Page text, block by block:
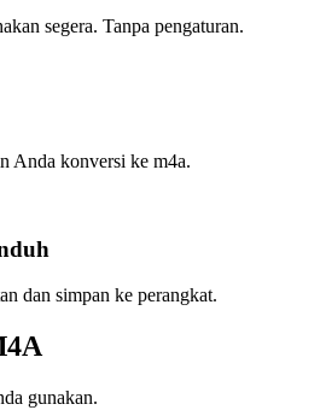
segera. Tanpa pengaturan.
Anda konversi ke m4a.
dan simpan ke perangkat.
gunakan.